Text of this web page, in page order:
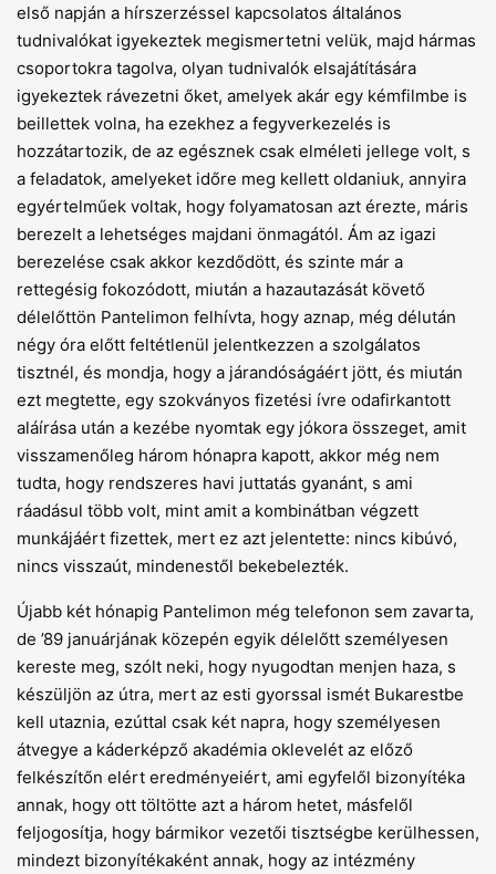
első napján a hírszerzéssel kapcsolatos általános
tudnivalókat igyekeztek megismertetni velük, majd hármas
csoportokra tagolva, olyan tudnivalók elsajátítására
igyekeztek rávezetni őket, amelyek akár egy kémfilmbe is
beillettek volna, ha ezekhez a fegyverkezelés is
hozzátartozik, de az egésznek csak elméleti jellege volt, s
a feladatok, amelyeket időre meg kellett oldaniuk, annyira
egyértelműek voltak, hogy folyamatosan azt érezte, máris
berezelt a lehetséges majdani önmagától. Ám az igazi
berezelése csak akkor kezdődött, és szinte már a
rettegésig fokozódott, miután a hazautazását követő
délelőttön Pantelimon felhívta, hogy aznap, még délután
négy óra előtt feltétlenül jelentkezzen a szolgálatos
tisztnél, és mondja, hogy a járandóságáért jött, és miután
ezt megtette, egy szokványos fizetési ívre odafirkantott
aláírása után a kezébe nyomtak egy jókora összeget, amit
visszamenőleg három hónapra kapott, akkor még nem
tudta, hogy rendszeres havi juttatás gyanánt, s ami
ráadásul több volt, mint amit a kombinátban végzett
munkájáért fizettek, mert ez azt jelentette: nincs kibúvó,
nincs visszaút, mindenestől bekebelezték.
Újabb két hónapig Pantelimon még telefonon sem zavarta,
de ’89 januárjának közepén egyik délelőtt személyesen
kereste meg, szólt neki, hogy nyugodtan menjen haza, s
készüljön az útra, mert az esti gyorssal ismét Bukarestbe
kell utaznia, ezúttal csak két napra, hogy személyesen
átvegye a káderképző akadémia oklevelét az előző
felkészítőn elért eredményeiért, ami egyfelől bizonyítéka
annak, hogy ott töltötte azt a három hetet, másfelől
feljogosítja, hogy bármikor vezetői tisztségbe kerülhessen,
mindezt bizonyítékaként annak, hogy az intézmény